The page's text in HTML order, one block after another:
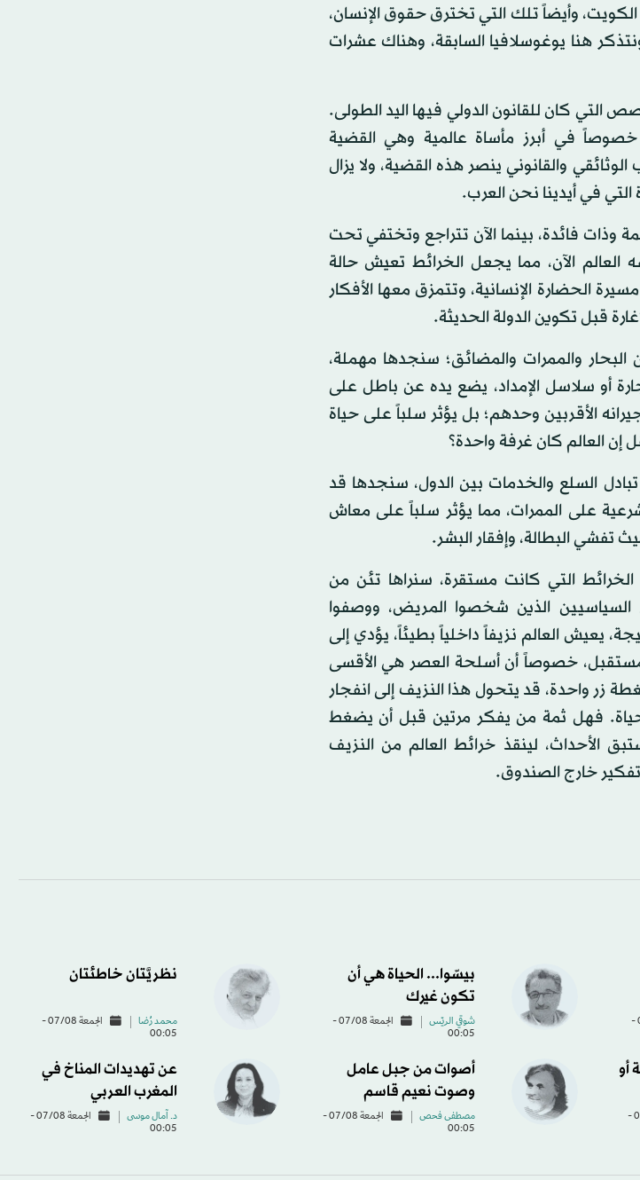
وأيضاً تلك التي تخترق حقوق الإنسان،
هنا يوغوسلافيا السابقة، وهناك عشرات
كان للقانون الدولي فيها اليد الطولى.
في أبرز مأساة عالمية وهي القضية
والقانوني ينصر هذه القضية، ولا يزال
التي في أيدينا نحن العرب.
وذات فائدة، بينما الآن تتراجع وتختفي تحت
العالم الآن، مما يجعل الخرائط تعيش حالة
الحضارة الإنسانية، وتتمزق معها الأفكار
قبل تكوين الدولة الحديثة.
البحار والممرات والمضائق؛ سنجدها مهملة،
أو سلاسل الإمداد، يضع يده عن باطل على
الأقربين وحدهم؛ بل يؤثر سلباً على حياة
إن العالم كان غرفة واحدة؟
السلع والخدمات بين الدول، سنجدها قد
على الممرات، مما يؤثر سلباً على معاش
تفشي البطالة، وإفقار البشر.
التي كانت مستقرة، سنراها تئن من
السياسيين الذين شخصوا المريض، ووصفوا
يعيش العالم نزيفاً داخلياً بطيئاً، يؤدي إلى
خصوصاً أن أسلحة العصر هي الأقسى
زر واحدة، قد يتحول هذا النزيف إلى انفجار
فهل ثمة من يفكر مرتين قبل أن يضغط
الأحداث، لينقذ خرائط العالم من النزيف
خارج الصندوق.
الجمعة 07/08 -
بيسّوا... الحياة هي أن
تكون غيرك
شوقي الريّس
الجمعة 07/08 -
00:05
نظريَّتان خاطئتان
محمد رُضا
الجمعة 07/08 -
00:05
أو
الجمعة 07/08 -
أصوات من جبل عامل
وصوت نعيم قاسم
مصطفى فحص
الجمعة 07/08 -
00:05
عن تهديدات المناخ في
المغرب العربي
د. آمال موسى
الجمعة 07/08 -
00:05